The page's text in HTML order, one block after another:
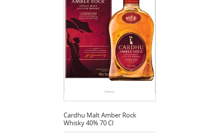
Cardhu Malt Amber Rock
Whisky 40% 70 Cl